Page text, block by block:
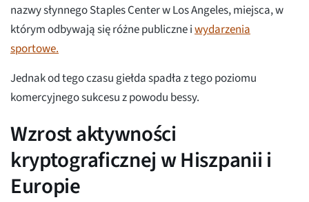
nazwy słynnego Staples Center w Los Angeles, miejsca, w
którym odbywają się różne publiczne iwydarzenia
sportowe.
Jednak od tego czasu giełda spadła z tego poziomu
komercyjnego sukcesu z powodu bessy.
Wzrost aktywności
kryptograficznej w Hiszpanii i
Europie